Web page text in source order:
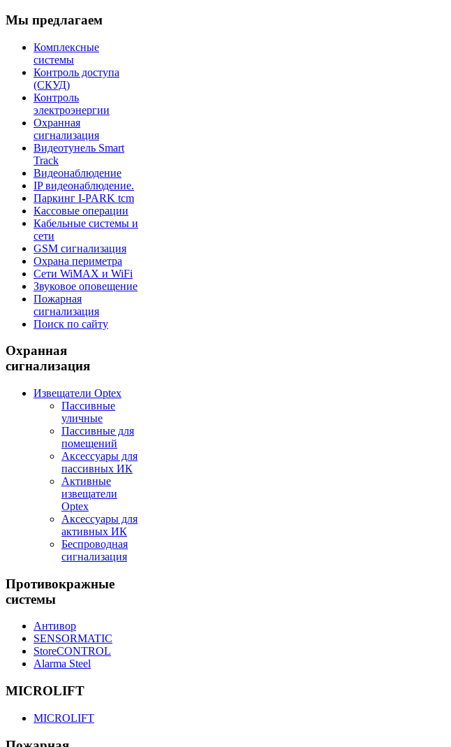
Мы предлагаем
Комплексные
системы
Контроль доступа
(СКУД)
Контроль
электроэнергии
Охранная
сигнализация
Видеотунель Smart
Track
Видеонаблюдение
IP видеонаблюдение.
Паркинг I-PARK tcm
Кассовые операции
Кабельные системы и
сети
GSM сигнализация
Охрана периметра
Сети WiMAX и WiFi
Звуковое оповещение
Пожарная
сигнализация
Поиск по сайту
Охранная
сигнализация
Извещатели Optex
Пассивные
уличные
Пассивные для
помещений
Аксессуары для
пассивных ИК
Активные
извещатели
Optex
Аксессуары для
активных ИК
Беспроводная
сигнализация
Противокражные
системы
Антивор
SENSORMATIC
StoreCONTROL
Alarma Steel
MICROLIFT
MICROLIFT